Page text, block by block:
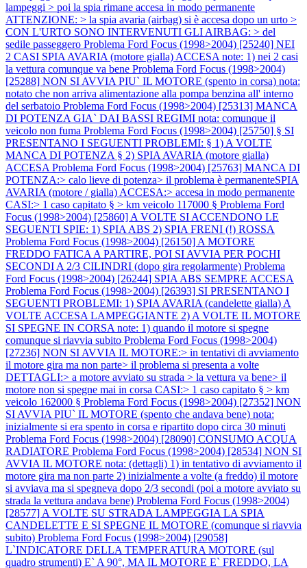
lampeggi > poi la spia rimane accesa in modo permanente
ATTENZIONE: > la spia avaria (airbag) si è accesa dopo un urto >
CON L'URTO SONO INTERVENUTI GLI AIRBAG: > del
sedile passeggero Problema Ford Focus (1998>2004) [25240] NEI
2 CASI SPIA AVARIA (motore gialla) ACCESA note: 1) nei 2 casi
la vettura comunque va bene Problema Ford Focus (1998>2004)
[25288] NON SI AVVIA PIU` IL MOTORE (spento in corsa) nota:
notato che non arriva alimentazione alla pompa benzina all' interno
del serbatoio Problema Ford Focus (1998>2004) [25313] MANCA
DI POTENZA GIA` DAI BASSI REGIMI nota: comunque il
veicolo non fuma Problema Ford Focus (1998>2004) [25750] § SI
PRESENTANO I SEGUENTI PROBLEMI: § 1) A VOLTE
MANCA DI POTENZA § 2) SPIA AVARIA (motore gialla)
ACCESA Problema Ford Focus (1998>2004) [25763] MANCA DI
POTENZA:> calo lieve di potenza> il problema è permanenteSPIA
AVARIA (motore / gialla) ACCESA:> accesa in modo permanente
CASI:> 1 caso capitato § > km veicolo 117000 § Problema Ford
Focus (1998>2004) [25860] A VOLTE SI ACCENDONO LE
SEGUENTI SPIE: 1) SPIA ABS 2) SPIA FRENI (!) ROSSA
Problema Ford Focus (1998>2004) [26150] A MOTORE
FREDDO FATICA A PARTIRE, POI SI AVVIA PER POCHI
SECONDI A 2/3 CILINDRI (dopo gira regolarmente) Problema
Ford Focus (1998>2004) [26244] SPIA ABS SEMPRE ACCESA
Problema Ford Focus (1998>2004) [26393] SI PRESENTANO I
SEGUENTI PROBLEMI: 1) SPIA AVARIA (candelette gialla) A
VOLTE ACCESA LAMPEGGIANTE 2) A VOLTE IL MOTORE
SI SPEGNE IN CORSA note: 1) quando il motore si spegne
comunque si riavvia subito Problema Ford Focus (1998>2004)
[27236] NON SI AVVIA IL MOTORE:> in tentativi di avviamento
il motore gira ma non parte> il problema si presenta a volte
DETTAGLI:> a motore avviato su strada > la vettura va bene> il
motore non si spegne mai in corsa CASI:> 1 caso capitato § > km
veicolo 162000 § Problema Ford Focus (1998>2004) [27352] NON
SI AVVIA PIU` IL MOTORE (spento che andava bene) nota:
inizialmente si era spento in corsa e ripartito dopo circa 30 minuti
Problema Ford Focus (1998>2004) [28090] CONSUMO ACQUA
RADIATORE Problema Ford Focus (1998>2004) [28534] NON SI
AVVIA IL MOTORE nota: (dettagli) 1) in tentativo di avviamento il
motore gira ma non parte 2) inizialmente a volte (a freddo) il motore
si avviava ma si spegneva dopo 2/3 secondi (poi a motore avviato su
strada la vettura andava bene) Problema Ford Focus (1998>2004)
[28577] A VOLTE SU STRADA LAMPEGGIA LA SPIA
CANDELETTE E SI SPEGNE IL MOTORE (comunque si riavvia
subito) Problema Ford Focus (1998>2004) [29058]
L`INDICATORE DELLA TEMPERATURA MOTORE (sul
quadro strumenti) E` A 90°, MA IL MOTORE E` FREDDO, LA